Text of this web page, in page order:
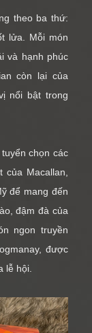
theo ba thứ:
lửa. Mỗi món
và hạnh phúc
còn lại của
nổi bật trong
chọn các
của Macallan,
để mang đến
đậm đà của
ngon truyền
được
lễ hội.